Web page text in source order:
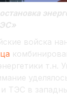
войска
т.н.
ТЭС в